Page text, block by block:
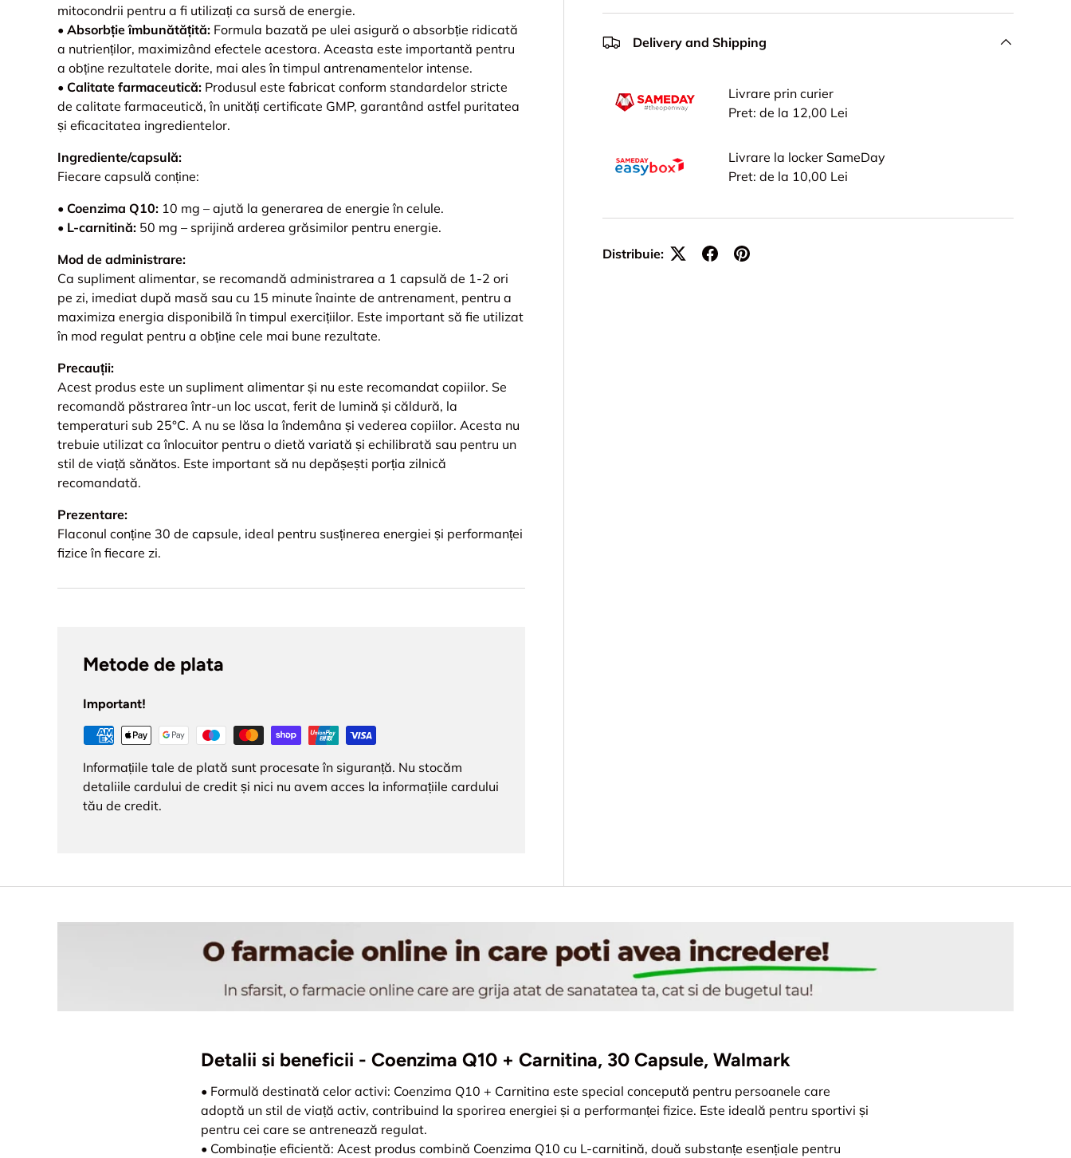
Delivery and Shipping
Livrare prin curier
Pret: de la 12,00 Lei
Livrare la locker SameDay
Pret: de la 10,00 Lei
Distribuie:
mitocondrii pentru a fi utilizați ca sursă de energie.
• Absorbție îmbunătățită: Formula bazată pe ulei asigură o absorbție ridicată
a nutrienților, maximizând efectele acestora. Aceasta este importantă pentru
a obține rezultatele dorite, mai ales în timpul antrenamentelor intense.
• Calitate farmaceutică: Produsul este fabricat conform standardelor stricte
de calitate farmaceutică, în unități certificate GMP, garantând astfel puritatea
și eficacitatea ingredientelor.
Ingrediente/capsulă:
Fiecare capsulă conține:
• Coenzima Q10: 10 mg – ajută la generarea de energie în celule.
• L-carnitină: 50 mg – sprijină arderea grăsimilor pentru energie.
Mod de administrare:
Ca supliment alimentar, se recomandă administrarea a 1 capsulă de 1-2 ori
pe zi, imediat după masă sau cu 15 minute înainte de antrenament, pentru a
maximiza energia disponibilă în timpul exercițiilor. Este important să fie utilizat
în mod regulat pentru a obține cele mai bune rezultate.
Precauții:
Acest produs este un supliment alimentar și nu este recomandat copiilor. Se
recomandă păstrarea într-un loc uscat, ferit de lumină și căldură, la
temperaturi sub 25°C. A nu se lăsa la îndemâna și vederea copiilor. Acesta nu
trebuie utilizat ca înlocuitor pentru o dietă variată și echilibrată sau pentru un
stil de viață sănătos. Este important să nu depășești porția zilnică
recomandată.
Prezentare:
Flaconul conține 30 de capsule, ideal pentru susținerea energiei și performanței
fizice în fiecare zi.
Metode de plata
Important!
Informațiile tale de plată sunt procesate în siguranță. Nu stocăm
detaliile cardului de credit și nici nu avem acces la informațiile cardului
tău de credit.
Detalii si beneficii - Coenzima Q10 + Carnitina, 30 Capsule, Walmark
• Formulă destinată celor activi: Coenzima Q10 + Carnitina este special concepută pentru persoanele care
adoptă un stil de viață activ, contribuind la sporirea energiei și a performanței fizice. Este ideală pentru sportivi și
pentru cei care se antrenează regulat.
• Combinație eficientă: Acest produs combină Coenzima Q10 cu L-carnitină, două substanțe esențiale pentru